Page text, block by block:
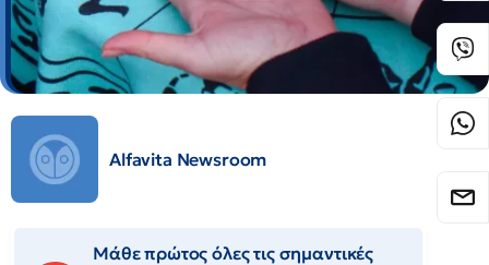
Alfavita Newsroom
Μάθε πρώτος όλες τις σημαντικές